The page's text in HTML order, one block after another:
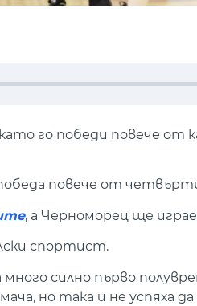
го победи повече от
повече от
, а Черноморец ще
спортист.
много силно първо
но така и не успяха